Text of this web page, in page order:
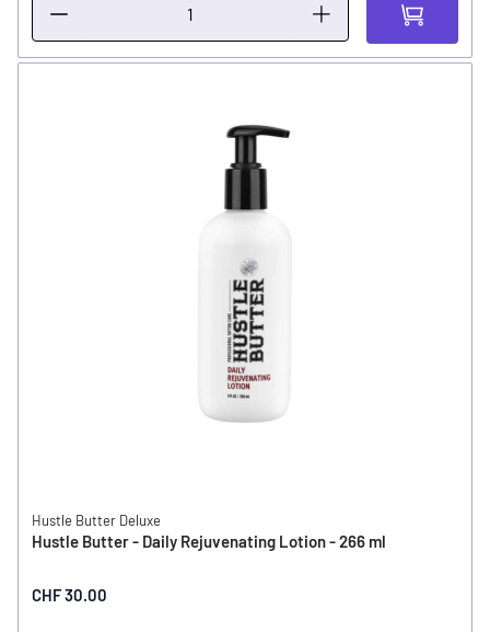
Hustle Butter Deluxe
Hustle Butter - Daily Rejuvenating Lotion - 266 ml
CHF 30.00